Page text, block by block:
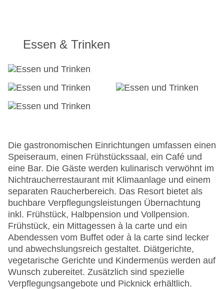
Gästen die Tageszeitung zur Verfügung. Bei
Geschäftlichem hilft das Business-Center gerne
weiter und bietet ein Faxgerät an.
24h Rezeption
Check-in von: 15:00:01
Garage
Garten
Hotelsafe
WLAN/WiFi im Hotel
Lift
Anzahl der Konferenzräume: 1
Anzahl der Aufzüge: 1
Zimmerservice
Sonnenterrasse
Gesamtanzahl der Stockwerke: 4
Gesamtanzahl der Zimmer: 75
Pools:Kinderbecken, Indoor Pool, Outdoor Pool,
Sonnenschirme am Pool, Liegen am Pool
Essen & Trinken
Die gastronomischen Einrichtungen umfassen einen
Speiseraum, einen Frühstückssaal, ein Café und
eine Bar. Die Gäste werden kulinarisch verwöhnt im
Nichtraucherrestaurant mit Klimaanlage und einem
separaten Raucherbereich. Das Resort bietet als
buchbare Verpflegungsleistungen Übernachtung
inkl. Frühstück, Halbpension und Vollpension.
Frühstück, ein Mittagessen à la carte und ein
Abendessen vom Buffet oder à la carte sind lecker
und abwechslungsreich gestaltet. Diätgerichte,
vegetarische Gerichte und Kindermenüs werden auf
Wunsch zubereitet. Zusätzlich sind spezielle
Verpflegungsangebote und Picknick erhältlich.